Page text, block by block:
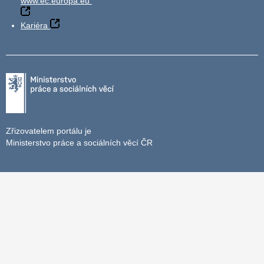
Kariéra
Zřizovatelem portálu je
Ministerstvo práce a sociálních věcí ČR